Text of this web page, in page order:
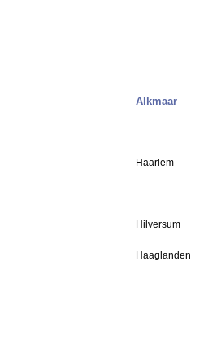
Alkmaar
Haarlem
Hilversum
Haaglanden